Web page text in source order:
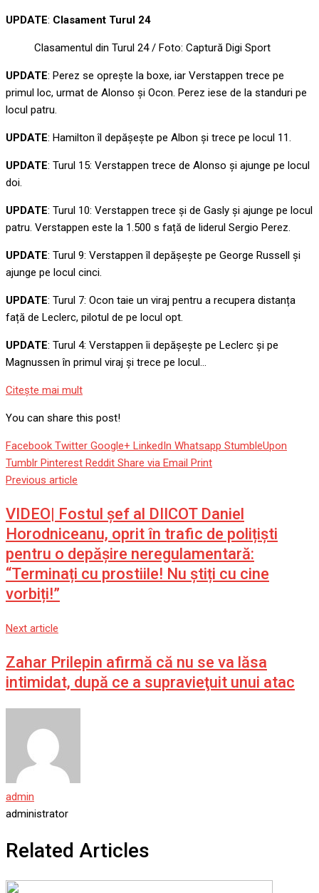
UPDATE: Clasament Turul 24
Clasamentul din Turul 24 / Foto: Captură Digi Sport
UPDATE: Perez se oprește la boxe, iar Verstappen trece pe
primul loc, urmat de Alonso și Ocon. Perez iese de la standuri pe
locul patru.
UPDATE: Hamilton îl depășește pe Albon și trece pe locul 11.
UPDATE: Turul 15: Verstappen trece de Alonso și ajunge pe locul
doi.
UPDATE: Turul 10: Verstappen trece și de Gasly și ajunge pe locul
patru. Verstappen este la 1.500 s față de liderul Sergio Perez.
UPDATE: Turul 9: Verstappen îl depășește pe George Russell și
ajunge pe locul cinci.
UPDATE: Turul 7: Ocon taie un viraj pentru a recupera distanța
față de Leclerc, pilotul de pe locul opt.
UPDATE: Turul 4: Verstappen îi depășește pe Leclerc și pe
Magnussen în primul viraj și trece pe locul…
Citeşte mai mult
You can share this post!
Facebook Twitter Google+ LinkedIn Whatsapp StumbleUpon
Tumblr Pinterest Reddit Share via Email Print
Previous article
VIDEO| Fostul șef al DIICOT Daniel
Horodniceanu, oprit în trafic de polițiști
pentru o depășire neregulamentară:
“Terminați cu prostiile! Nu știți cu cine
vorbiți!”
Next article
Zahar Prilepin afirmă că nu se va lăsa
intimidat, după ce a supravieţuit unui atac
admin
administrator
Related Articles